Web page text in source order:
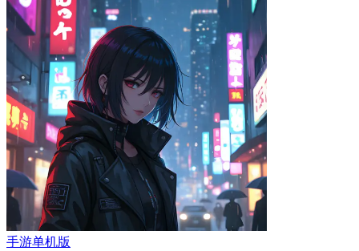
手游单机版